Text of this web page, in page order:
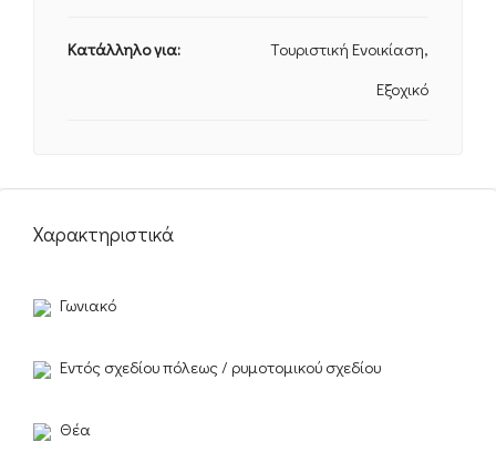
Κατάλληλο για:
Tουριστική Ενοικίαση,
Εξοχικό
Χαρακτηριστικά
Γωνιακό
Εντός σχεδίου πόλεως / ρυμοτομικού σχεδίου
Θέα